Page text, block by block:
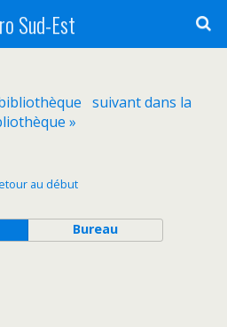
Sud-Est
suivant dans la
»
au début
Bureau